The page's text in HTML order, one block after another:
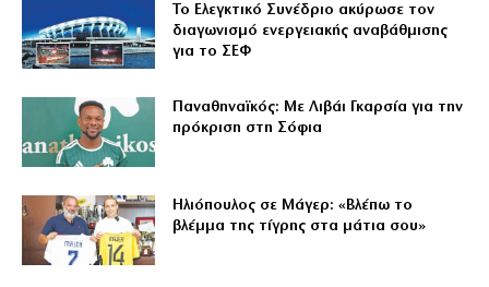
Το Ελεγκτικό Συνέδριο ακύρωσε τον
διαγωνισμό ενεργειακής αναβάθμισης
για το ΣΕΦ
Παναθηναϊκός: Με Λιβάι Γκαρσία για την
πρόκριση στη Σόφια
Ηλιόπουλος σε Μάγερ: «Βλέπω το
βλέμμα της τίγρης στα μάτια σου»